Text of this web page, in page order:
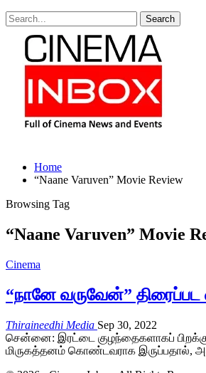
Home
“Naane Varuven” Movie Review
Browsing Tag
“Naane Varuven” Movie
Cinema
“நானே வருவேன்”
Thiraineedhi Media Sep 30, 2022
சென்னை: இரட்டை குழந்தைகளாகப்
மிருகத்தனம் கொண்டவராக இருப்பதால்,